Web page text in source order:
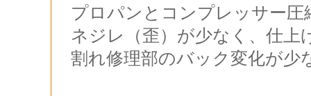
プロパンとコンプレッサー圧
ネジレ（歪）が少なく、仕上
割れ修理部のバック変化が少